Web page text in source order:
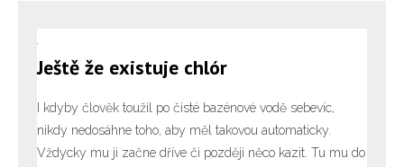
Ještě že existuje chlór
I kdyby člověk toužil po čisté bazénové vodě sebevíc,
nikdy nedosáhne toho, aby měl takovou automaticky.
Vždycky mu ji začne dříve či později něco kazit. Tu mu do